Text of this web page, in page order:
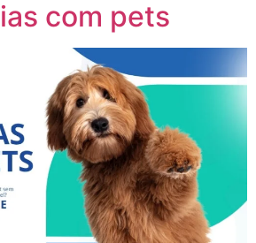
com pets